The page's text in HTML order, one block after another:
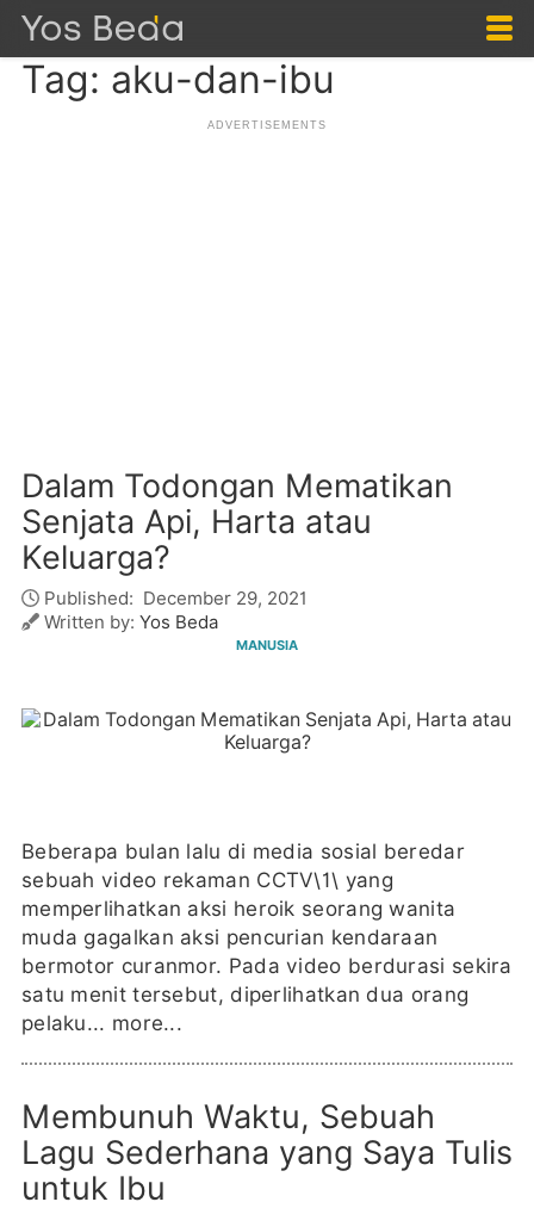
Tag: aku-dan-ibu
Dalam Todongan Mematikan
Senjata Api, Harta atau
Keluarga?
Published: December 29, 2021
Written by: Yos Beda
MANUSIA
Beberapa bulan lalu di media sosial beredar
sebuah video rekaman CCTV\1\ yang
memperlihatkan aksi heroik seorang wanita
muda gagalkan aksi pencurian kendaraan
bermotor curanmor. Pada video berdurasi sekira
satu menit tersebut, diperlihatkan dua orang
pelaku... more...
Membunuh Waktu, Sebuah
Lagu Sederhana yang Saya Tulis
untuk Ibu